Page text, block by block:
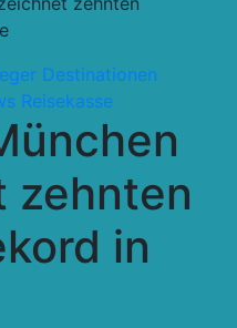
Destinationen
Reisekasse
zehnten
in